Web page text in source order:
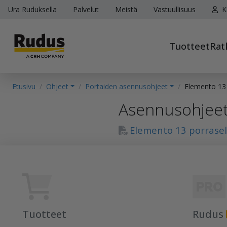
Ura Ruduksella Palvelut Meistä Vastuullisuus
Tuotteet
Etusivu Ohjeet Portaiden asennusohjeet Elemento
Elemento 13
Tuotteet Rudus